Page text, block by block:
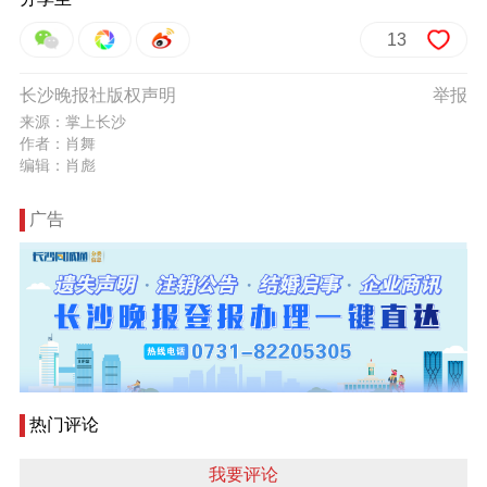
13
举报
长沙晚报社版权声明
来源：掌上长沙
作者：肖舞
编辑：肖彪
广告
热门评论
我要评论